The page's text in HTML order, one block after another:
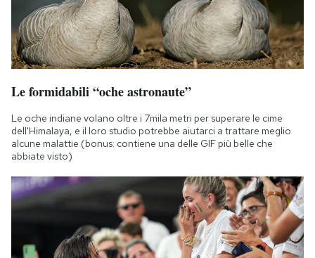
Le formidabili “oche astronaute”
Le oche indiane volano oltre i 7mila metri per superare le cime
dell'Himalaya, e il loro studio potrebbe aiutarci a trattare meglio
alcune malattie (bonus: contiene una delle GIF più belle che
abbiate visto)